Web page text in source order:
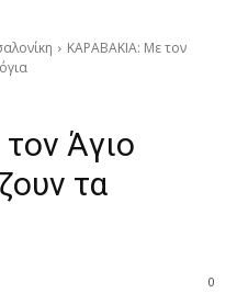
ΚΑΡΑΒΑΚΙΑ: Με τον
Άγιο
τα
0